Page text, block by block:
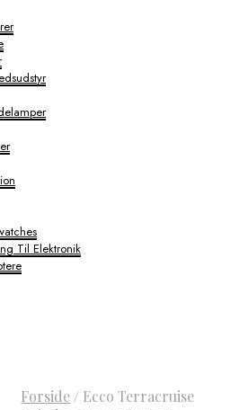
Til Elektronik
Forside / Ecco Terracruise